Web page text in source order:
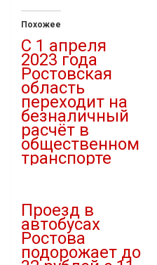
Похожее
С 1 апреля
2023 года
Ростовская
область
переходит на
безналичный
расчёт в
общественном
транспорте
Проезд в
автобусах
Ростова
подорожает до